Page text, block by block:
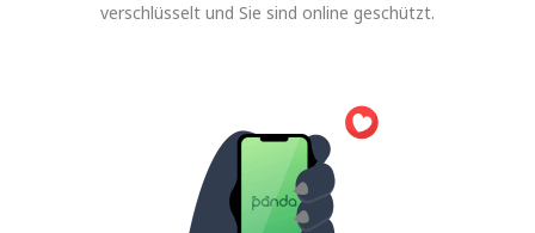
verschlüsselt und Sie sind online geschützt.